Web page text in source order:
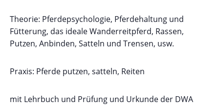
Theorie: Pferdepsychologie, Pferdehaltung und
Fütterung, das ideale Wanderreitpferd, Rassen,
Putzen, Anbinden, Satteln und Trensen, usw.
Praxis: Pferde putzen, satteln, Reiten
mit Lehrbuch und Prüfung und Urkunde der DWA